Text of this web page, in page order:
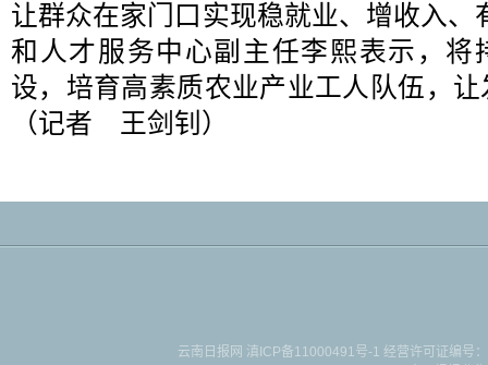
让群众在家门口实现稳就业、增收入、
和人才服务中心副主任李熙表示，将
设，培育高素质农业产业工人队伍，
（记者 王剑钊）
云南日报网 滇ICP备11000491号-1 经营许可证编号